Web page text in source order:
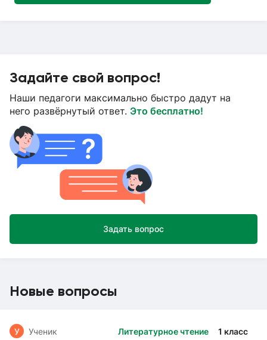
Задайте свой вопрос!
Наши педагоги максимально быстро дадут на
него развёрнутый ответ. Это бесплатно!
Задать вопрос
Новые вопросы
Литературное чтение 1 класс
У Ученик